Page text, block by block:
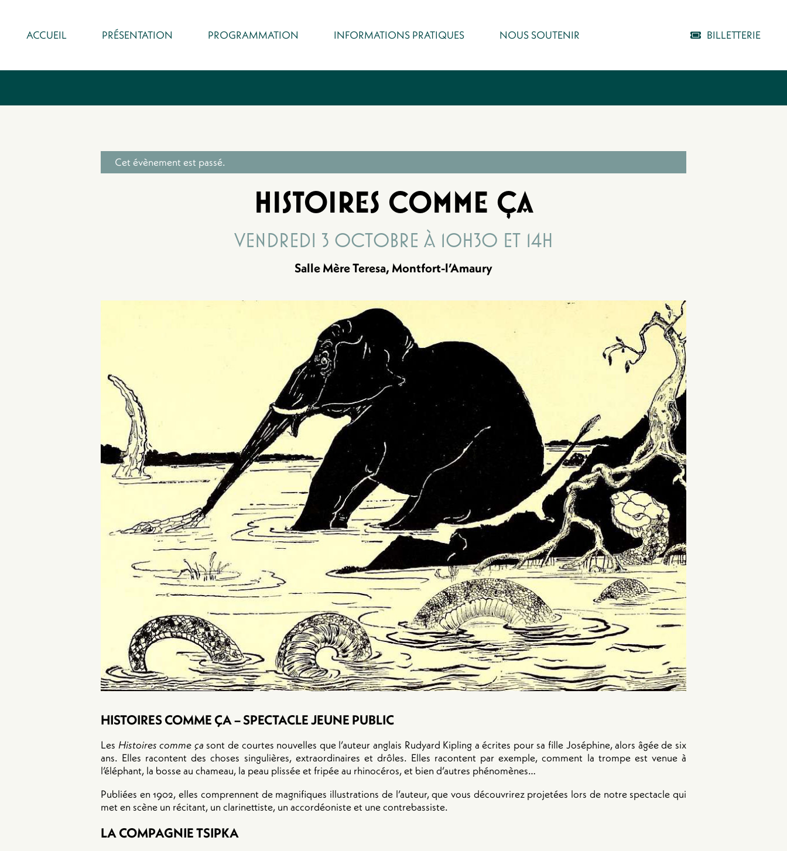
ACCUEIL PRÉSENTATION PROGRAMMATION INFORMATIONS PRATIQUES NOUS SOUTENIR BILLETTERIE
Cet évènement est passé.
HISTOIRES COMME ÇA
VENDREDI 3 OCTOBRE À 10H30 ET 14H
Salle Mère Teresa, Montfort-l’Amaury
HISTOIRES COMME ÇA – SPECTACLE JEUNE PUBLIC
Les Histoires comme ça sont de courtes nouvelles que l’auteur anglais Rudyard Kipling a écrites pour sa fille Joséphine, alors âgée de six
ans. Elles racontent des choses singulières, extraordinaires et drôles. Elles racontent par exemple, comment la trompe est venue à
l’éléphant, la bosse au chameau, la peau plissée et fripée au rhinocéros, et bien d’autres phénomènes…
Publiées en 1902, elles comprennent de magnifiques illustrations de l’auteur, que vous découvrirez projetées lors de notre spectacle qui
met en scène un récitant, un clarinettiste, un accordéoniste et une contrebassiste.
LA COMPAGNIE TSIPKA